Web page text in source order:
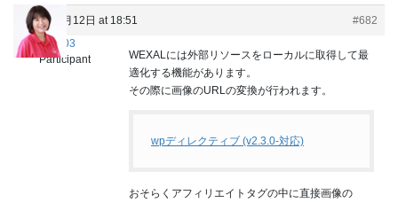
2021年3月12日 at 18:51
#682
Ch003
Participant
WEXALには外部リソースをローカルに取得して最
適化する機能があります。
その際に画像のURLの変換が行われます。
wpディレクティブ (v2.3.0-対応)
おそらくアフィリエイトタグの中に直接画像の